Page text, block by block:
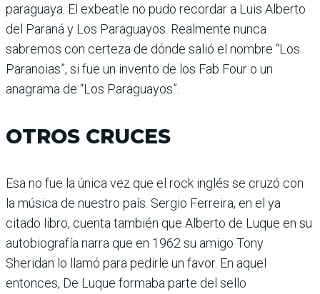
paraguaya. El exbeatle no pudo recordar a Luis Alberto
del Paraná y Los Paraguayos. Realmente nunca
sabremos con certeza de dónde salió el nombre “Los
Paranoias”, si fue un invento de los Fab Four o un
anagrama de “Los Paraguayos”.
OTROS CRUCES
Esa no fue la única vez que el rock inglés se cruzó con
la música de nuestro país. Sergio Ferreira, en el ya
citado libro, cuenta también que Alberto de Luque en su
autobiografía narra que en 1962 su amigo Tony
Sheridan lo llamó para pedirle un favor. En aquel
entonces, De Luque formaba parte del sello